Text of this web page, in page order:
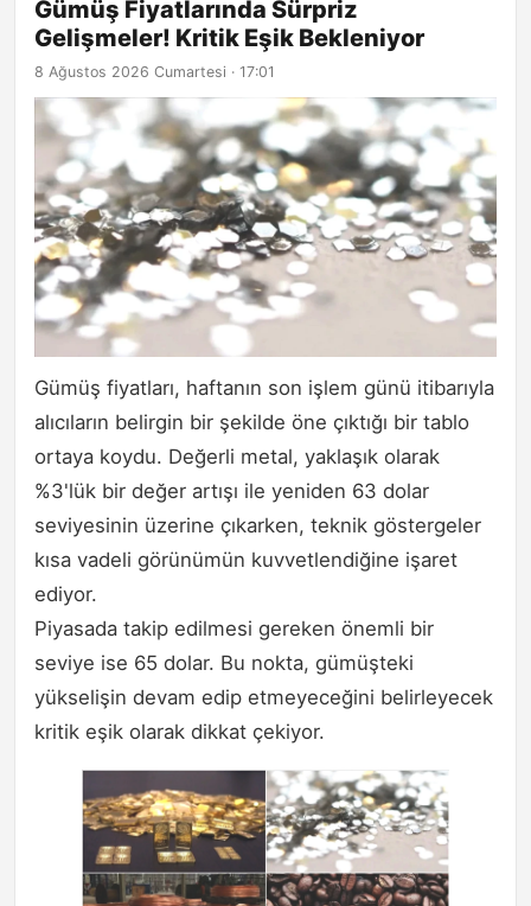
Gümüş Fiyatlarında Sürpriz
Gelişmeler! Kritik Eşik Bekleniyor
8 Ağustos 2026 Cumartesi · 17:01
Gümüş fiyatları, haftanın son işlem günü itibarıyla
alıcıların belirgin bir şekilde öne çıktığı bir tablo
ortaya koydu. Değerli metal, yaklaşık olarak
%3'lük bir değer artışı ile yeniden 63 dolar
seviyesinin üzerine çıkarken, teknik göstergeler
kısa vadeli görünümün kuvvetlendiğine işaret
ediyor.
Piyasada takip edilmesi gereken önemli bir
seviye ise 65 dolar. Bu nokta, gümüşteki
yükselişin devam edip etmeyeceğini belirleyecek
kritik eşik olarak dikkat çekiyor.